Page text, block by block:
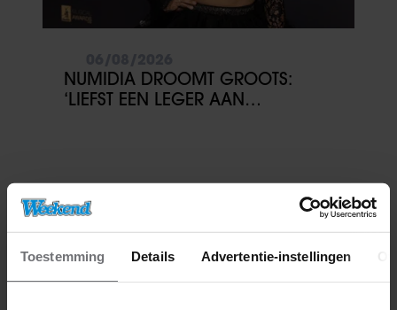
Toestemming Details Advertentie-instellingen
NUMIDIA DROOMT GROOTS:
‘LIEFST EEN LEGER AAN